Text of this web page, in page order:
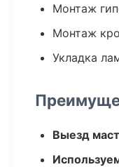
Монтаж
Монтаж
Укладка
Выезд